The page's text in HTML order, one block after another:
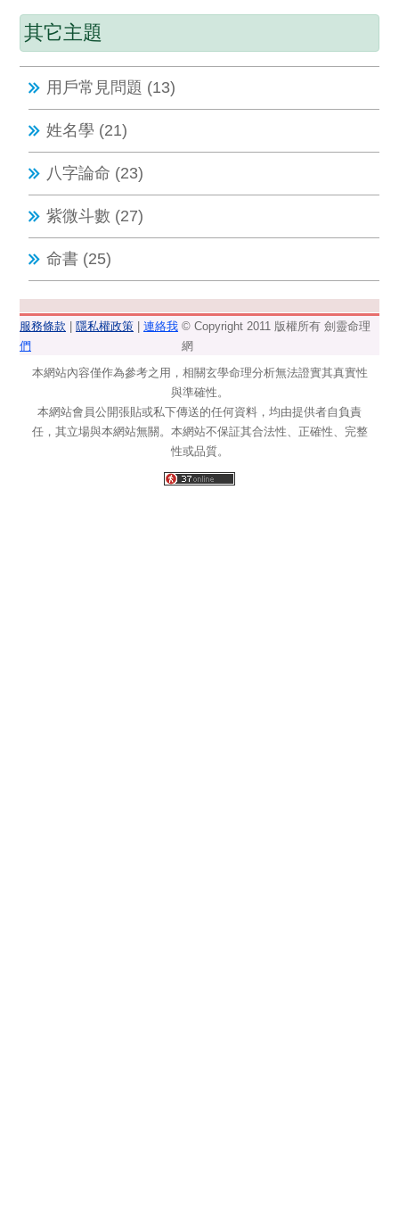
其它主題
用戶常見問題 (13)
姓名學 (21)
八字論命 (23)
紫微斗數 (27)
命書 (25)
服務條款 隱私權政策
連絡我
們
© Copyright 2011 版權所有 劍靈命理
網
本網站內容僅作為參考之用，相關玄學命理分析無法證實其真實性
與準確性。
本網站會員公開張貼或私下傳送的任何資料，均由提供者自負責
任，其立場與本網站無關。本網站不保証其合法性、正確性、完整
性或品質。